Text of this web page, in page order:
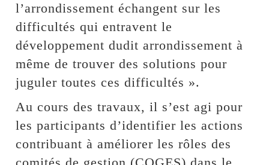
l’arrondissement échangent sur les
difficultés qui entravent le
développement dudit arrondissement à
même de trouver des solutions pour
juguler toutes ces difficultés ».
Au cours des travaux, il s’est agi pour
les participants d’identifier les actions
contribuant à améliorer les rôles des